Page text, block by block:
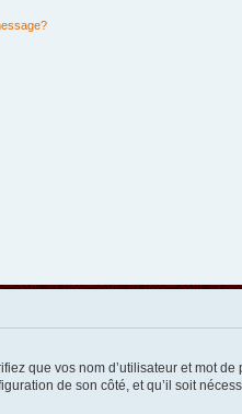
que vos nom d’utilisateur et mot
de son côté, et qu’il soit